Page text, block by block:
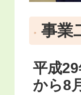
事業
平成
から8